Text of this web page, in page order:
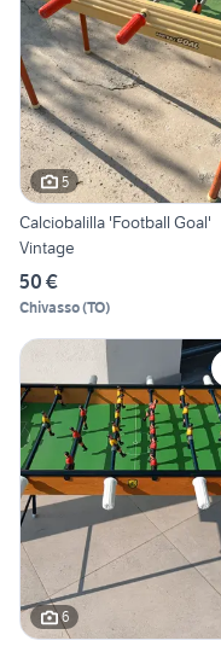
5
Calciobalilla 'Football Goal'
Vintage
50 €
Chivasso(TO)
6